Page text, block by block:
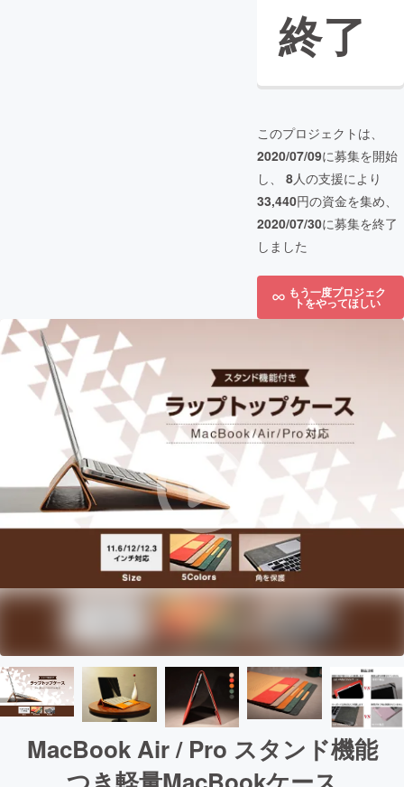
終了
このプロジェクトは、
2020/07/09に募集を開始
し、 8人の支援により
33,440円の資金を集め、
2020/07/30に募集を終了
しました
もう一度プロジェク
トをやってほしい
MacBook Air / Pro スタンド機能